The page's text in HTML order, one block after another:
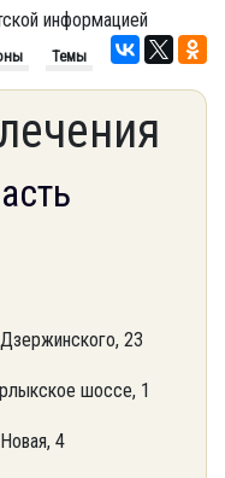
информацией
Темы
23
шоссе, 1
4